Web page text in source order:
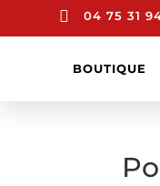
 04 75 31
BOUTIQUE